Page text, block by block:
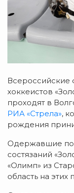
Всероссийские
хоккеистов
проходят в
РИА «Стрела»,
рождения
Одержавшие
состязаний
«Олимп» из
область на